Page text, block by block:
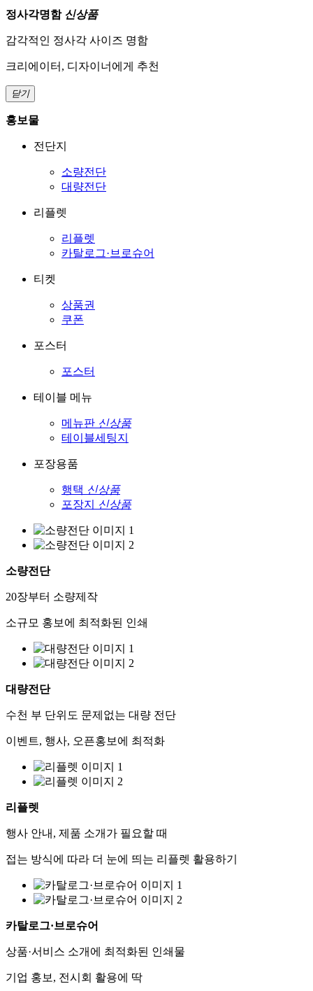
정사각명함 신상품
감각적인 정사각 사이즈 명함
크리에이터, 디자이너에게 추천
닫기
홍보물
전단지
소량전단
대량전단
리플렛
리플렛
카탈로그·브로슈어
티켓
상품권
쿠폰
포스터
포스터
테이블 메뉴
메뉴판 신상품
테이블세팅지
포장용품
행택 신상품
포장지
신상품
소량전단
20장부터 소량제작
소규모 홍보에 최적화된 인쇄
대량전단
수천 부 단위도 문제없는 대량 전단
이벤트, 행사, 오픈홍보에 최적화
리플렛
행사 안내, 제품 소개가 필요할 때
접는 방식에 따라 더 눈에 띄는 리플렛 활용하기
카탈로그·브로슈어
상품·서비스 소개에 최적화된 인쇄물
기업 홍보, 전시회 활용에 딱